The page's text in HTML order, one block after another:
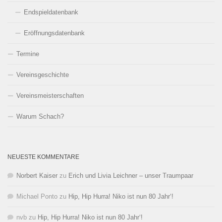
Endspieldatenbank
Eröffnungsdatenbank
Termine
Vereinsgeschichte
Vereinsmeisterschaften
Warum Schach?
NEUESTE KOMMENTARE
Norbert Kaiser zu Erich und Livia Leichner – unser Traumpaar
Michael Ponto zu Hip, Hip Hurra! Niko ist nun 80 Jahr‘!
nvb zu Hip, Hip Hurra! Niko ist nun 80 Jahr‘!